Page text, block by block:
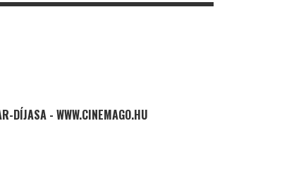
DÍJASA - WWW.CINEMAGO.HU